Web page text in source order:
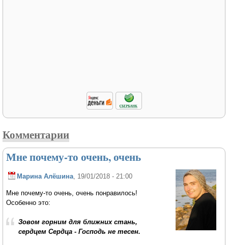
Комментарии
Мне почему-то очень, очень
Марина Алёшина , 19/01/2018 - 21:00
Мне почему-то очень, очень понравилось!
Особенно это:
Зовом горним для ближних стань,
сердцем Сердца - Господь не тесен.